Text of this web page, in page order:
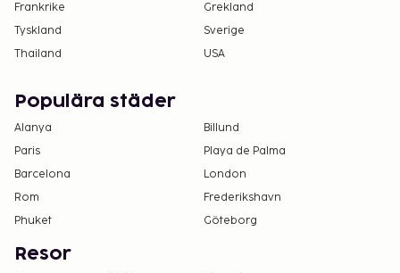
pensionat innan ankomsten med
kontaktuppgifterna i bokningsbekräftelsen.
Frankrike
Grekland
Tyskland
Sverige
Thailand
USA
Populära städer
Alanya
Billund
Paris
Playa de Palma
Barcelona
London
Rom
Frederikshavn
Phuket
Göteborg
Resor